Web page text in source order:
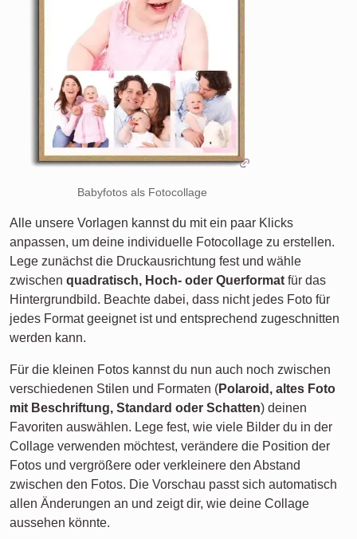
Babyfotos als Fotocollage
Alle unsere Vorlagen kannst du mit ein paar Klicks
anpassen, um deine individuelle Fotocollage zu erstellen.
Lege zunächst die Druckausrichtung fest und wähle
zwischen quadratisch, Hoch- oder Querformat für das
Hintergrundbild. Beachte dabei, dass nicht jedes Foto für
jedes Format geeignet ist und entsprechend zugeschnitten
werden kann.
Für die kleinen Fotos kannst du nun auch noch zwischen
verschiedenen Stilen und Formaten (Polaroid, altes Foto
mit Beschriftung, Standard oder Schatten) deinen
Favoriten auswählen. Lege fest, wie viele Bilder du in der
Collage verwenden möchtest, verändere die Position der
Fotos und vergrößere oder verkleinere den Abstand
zwischen den Fotos. Die Vorschau passt sich automatisch
allen Änderungen an und zeigt dir, wie deine Collage
aussehen könnte.